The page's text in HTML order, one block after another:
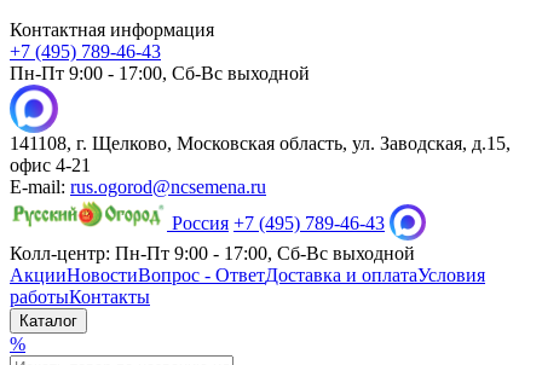
Контактная информация
+7 (495) 789-46-43
Пн-Пт 9:00 - 17:00, Сб-Вс выходной
141108, г. Щелково, Московская область, ул. Заводская, д.15,
офис 4-21
E-mail: rus.ogorod@ncsemena.ru
Россия +7 (495) 789-46-43
Колл-центр: Пн-Пт 9:00 - 17:00, Сб-Вс выходной
АкцииНовостиВопрос - ОтветДоставка и оплатаУсловия
работыКонтакты
Каталог
%